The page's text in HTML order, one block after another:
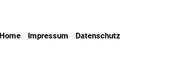
Home Impressum Datenschutz